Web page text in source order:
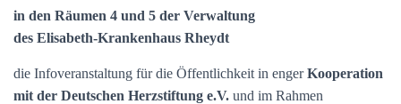
in den Räumen 4 und 5 der Verwaltung
des Elisabeth-Krankenhaus Rheydt
die Infoveranstaltung für die Öffentlichkeit in engerKooperation
mit der Deutschen Herzstiftung e.V. und im Rahmen